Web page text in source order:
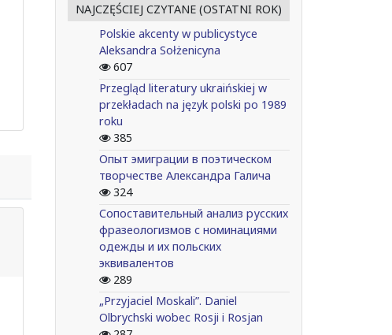
NAJCZĘŚCIEJ CZYTANE (OSTATNI ROK)
Polskie akcenty w publicystyce
Aleksandra Sołżenicyna
607
Przegląd literatury ukraińskiej w
przekładach na język polski po 1989
roku
385
Опыт эмиграции в поэтическом
творчестве Александра Галича
324
Сопоставительный анализ русских
фразеологизмов с номинациями
одежды и их польских
эквивалентов
289
„Przyjaciel Moskali”. Daniel
Olbrychski wobec Rosji i Rosjan